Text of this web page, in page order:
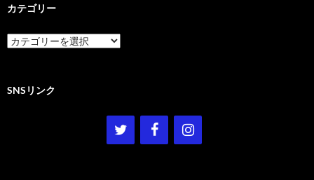
ブ
カテゴリー
カ
テ
ー
SNSリンク